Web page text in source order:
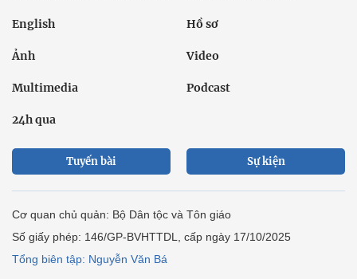
English Hồ sơ
Ảnh Video
Multimedia Podcast
24h qua
Tuyến bài Sự kiện
Cơ quan chủ quản: Bộ Dân tộc và Tôn giáo
Số giấy phép: 146/GP-BVHTTDL, cấp ngày 17/10/2025
Tổng biên tập: Nguyễn Văn Bá